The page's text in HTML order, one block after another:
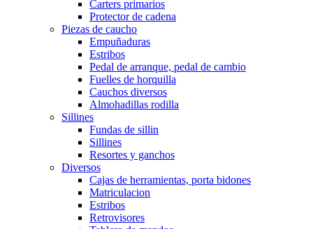
Carters primarios
Protector de cadena
Piezas de caucho
Empuñaduras
Estribos
Pedal de arranque, pedal de cambio
Fuelles de horquilla
Cauchos diversos
Almohadillas rodilla
Sillines
Fundas de sillin
Sillines
Resortes y ganchos
Diversos
Cajas de herramientas, porta bidones
Matriculacion
Estribos
Retrovisores